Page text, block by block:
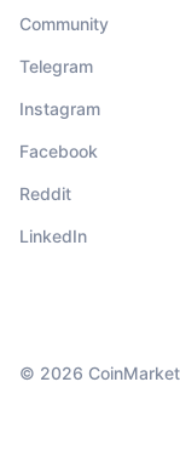
Community
Telegram
Instagram
Facebook
Reddit
LinkedIn
© 2026